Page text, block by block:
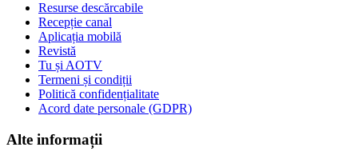
Resurse descărcabile
Recepție canal
Aplicația mobilă
Revistă
Tu și AOTV
Termeni și condiții
Politică confidențialitate
Acord date personale (GDPR)
Alte informații